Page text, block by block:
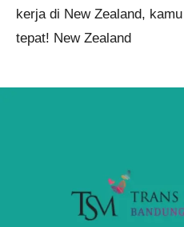
kerja di New Zealand,
tepat! New Zealand